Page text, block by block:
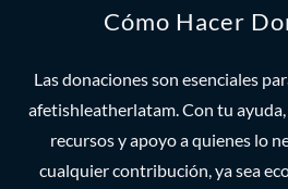
Cómo Hacer
Las donaciones son esenciales
afetishleatherlatam. Con tu
recursos y apoyo a quienes lo
cualquier contribución, ya sea